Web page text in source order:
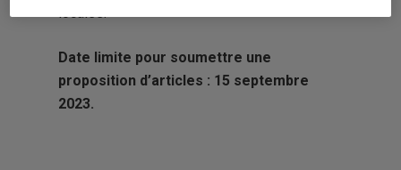
locales.
Date limite pour soumettre une
proposition d’articles : 15 septembre
2023.